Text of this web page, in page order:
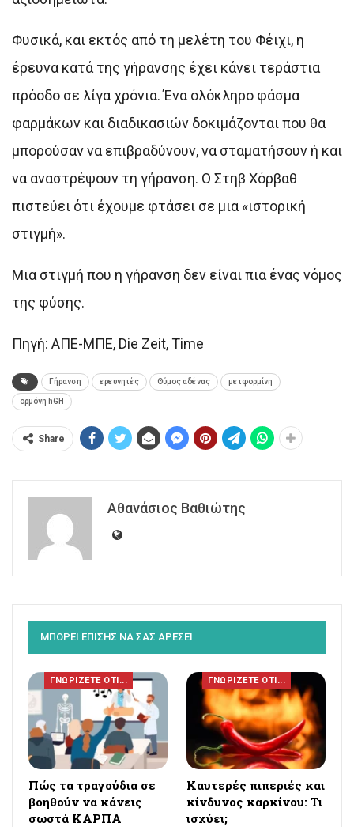
Φυσικά, και εκτός από τη μελέτη του Φέιχι, η
έρευνα κατά της γήρανσης έχει κάνει τεράστια
πρόοδο σε λίγα χρόνια. Ένα ολόκληρο φάσμα
φαρμάκων και διαδικασιών δοκιμάζονται που θα
μπορούσαν να επιβραδύνουν, να σταματήσουν ή και
να αναστρέψουν τη γήρανση. Ο Στηβ Χόρβαθ
πιστεύει ότι έχουμε φτάσει σε μια «ιστορική
στιγμή».
Μια στιγμή που η γήρανση δεν είναι πια ένας νόμος
της φύσης.
Πηγή: ΑΠΕ-ΜΠΕ, Die Zeit, Time
Γήρανση ερευνητές Θύμος αδένας μετφορμίνη
ορμόνη hGH
Share
Αθανάσιος Βαθιώτης
ΜΠΟΡΕΙ ΕΠΙΣΗΣ ΝΑ ΣΑΣ ΑΡΕΣΕΙ
ΓΝΩΡΙΖΕΤΕ ΟΤΙ...
Πώς τα τραγούδια σε
βοηθούν να κάνεις
σωστά ΚΑΡΠΑ
ΓΝΩΡΙΖΕΤΕ ΟΤΙ...
Καυτερές πιπεριές και
κίνδυνος καρκίνου: Τι
ισχύει;